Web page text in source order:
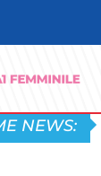
NEWS: